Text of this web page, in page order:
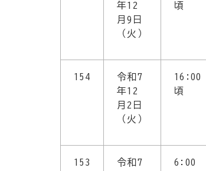
年12
月9日
（火）
頃
154
令和7
年12
月2日
（火）
16:00
頃
153
令和7
6:00